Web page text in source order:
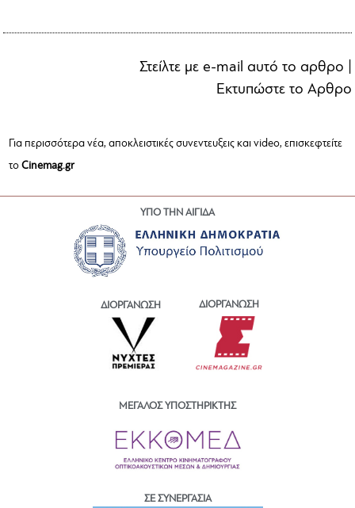
Στείλτε με e-mail αυτό το αρθρο
Εκτυπώστε το Αρθρο
Για περισσότερα νέα, αποκλειστικές συνεντευξεις και video, επισκεφτείτε
τοCinemag.gr
ΥΠΟ ΤΗΝ ΑΙΓΙΔΑ
ΔΙΟΡΓΑΝΩΣΗ ΔΙΟΡΓΑΝΩΣΗ
ΜΕΓΑΛΟΣ ΥΠΟΣΤΗΡΙΚΤΗΣ
ΣΕ ΣΥΝΕΡΓΑΣΙΑ